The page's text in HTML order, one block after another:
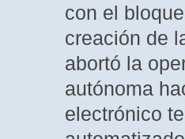
con el
creación de
abortó la
autónoma
electrónico